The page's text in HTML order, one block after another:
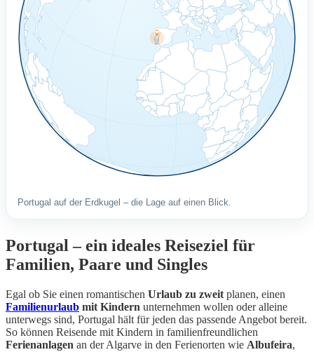
Portugal auf der Erdkugel – die Lage auf einen Blick.
Portugal – ein ideales Reiseziel für
Familien, Paare und Singles
Egal ob Sie einen romantischen Urlaub zu zweit planen, einen
Familienurlaub mit Kindern unternehmen wollen oder alleine
unterwegs sind, Portugal hält für jeden das passende Angebot bereit.
So können Reisende mit Kindern in familienfreundlichen
Ferienanlagen an der Algarve in den Ferienorten wie Albufeira,